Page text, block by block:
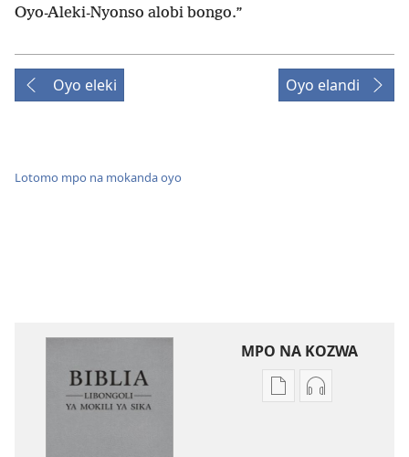
Oyo-Aleki-Nyonso alobi bongo.”
Oyo eleki Oyo elandi
Lotomo mpo na mokanda oyo
MPO NA KOZWA
NdengeNdenge